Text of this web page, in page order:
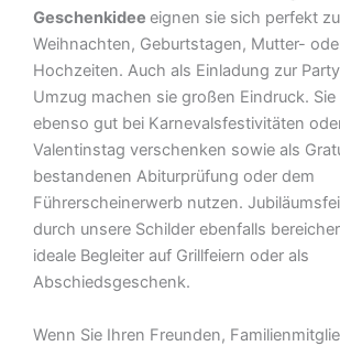
Geschenkidee eignen sie sich perfekt
Weihnachten, Geburtstagen, Mutter-
Hochzeiten. Auch als Einladung zur
Umzug machen sie großen Eindruck.
ebenso gut bei Karnevalsfestivitäten
Valentinstag verschenken sowie als
bestandenen Abiturprüfung oder dem
Führerscheinerwerb nutzen.
durch unsere Schilder ebenfalls
ideale Begleiter auf Grillfeiern oder als
Abschiedsgeschenk.
Wenn Sie Ihren Freunden,